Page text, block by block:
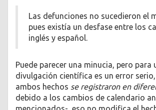
Las defunciones no sucedieron el
pues existía un desfase entre los
inglés y español.
Puede parecer una minucia, pero para
divulgación científica es un error
ambos hechos se registraron en
debido a los cambios de calendario